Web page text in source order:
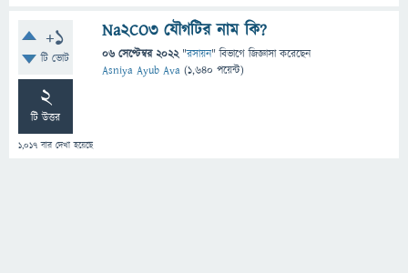
+1
টি ভোট
2
টি উত্তর
1,017 বার দেখা হয়েছে
Na2CO3 যৌগটির নাম কি?
06 সেপ্টেম্বর 2022 "রসায়ন" বিভাগে জিজ্ঞাসাকরেছেন
Asniya Ayub Ava (1,640 পয়েন্ট)